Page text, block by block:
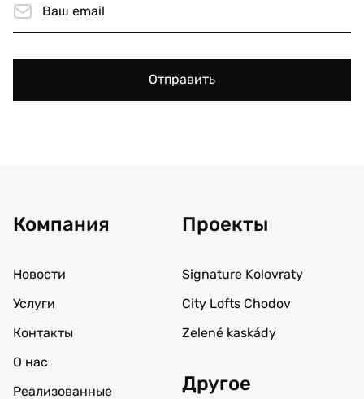
Отправить
Компания
Новости
Услуги
Контакты
О нас
Реализованные
Проекты
Signature Kolovraty
City Lofts Chodov
Zelené kaskády
Другое